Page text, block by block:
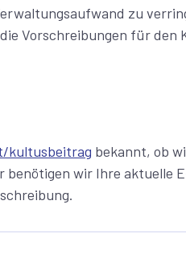
zu
Vorschreibungen für den
kultusbeitrag bekannt, ob
wir Ihre aktuelle